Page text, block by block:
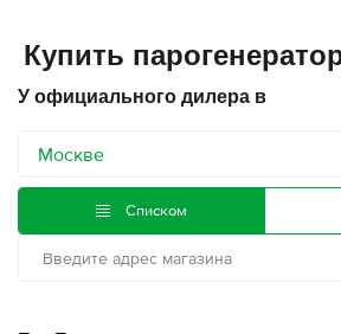
Купить
У официального дилера в
Москве
Списком